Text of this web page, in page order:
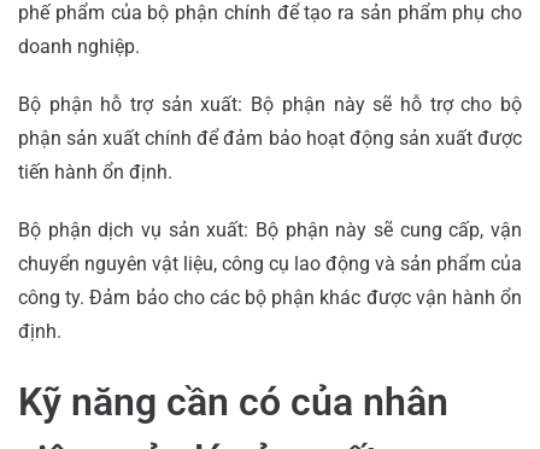
phế phẩm của bộ phận chính để tạo ra sản phẩm phụ cho
doanh nghiệp.
Bộ phận hỗ trợ sản xuất: Bộ phận này sẽ hỗ trợ cho bộ
phận sản xuất chính để đảm bảo hoạt động sản xuất được
tiến hành ổn định.
Bộ phận dịch vụ sản xuất: Bộ phận này sẽ cung cấp, vận
chuyển nguyên vật liệu, công cụ lao động và sản phẩm của
công ty. Đảm bảo cho các bộ phận khác được vận hành ổn
định.
Kỹ năng cần có của nhân